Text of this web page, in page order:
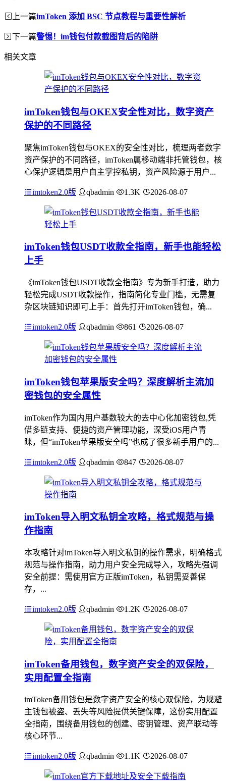
上一篇imToken 添加 BSC 节点教程与重要性解析
下一篇警惕！im钱包付款截图背后的陷阱
相关文章
imToken钱包与OKEX安全性对比，数字资产
保护的不同路径
聚焦imToken钱包与OKEX的安全性对比，梳理两者数字
资产保护的不同路径，imToken属移动端非托管钱包，核
心保护逻辑是用户自主掌控私钥，资产风险源于用户...
imtoken2.0版 qbadmin 1.3K 2026-08-07
imToken钱包USDT收款全指南，新手也能轻松
上手
《imToken钱包USDT收款全指南》专为新手打造，助力
轻松完成USDT收款操作，指南简化专业门槛，无需复
杂区块链知识即可上手：首先打开imToken钱包，确...
imtoken2.0版 qbadmin 861 2026-08-07
imToken钱包苹果版安全吗？深度解析主流加
密钱包的安全属性
imToken作为国内用户基数较大的去中心化加密钱包,凭
借多链支持、便捷的资产管理功能，深受iOS用户青
睐，但“imToken苹果版安全吗”也成了很多新手用户的...
imtoken2.0版 qbadmin 847 2026-08-07
imToken导入明文私钥全攻略，格式规范与操
作指南
本攻略针对imToken导入明文私钥的操作需求，明确格式
规范与操作指南，助力用户安全完成导入，攻略先强调
安全前提：需使用官方正版imToken，私钥需妥善保
存，...
imtoken2.0版 qbadmin 1.2K 2026-08-07
imToken备用钱包，数字资产安全的双保险，
实用配置全指南
imToken备用钱包是数字资产安全的核心双保险，为规避
主钱包被盗、丢失等风险提供关键保障，这份实用配置
全指南，围绕备用钱包的创建、密钥管理、资产联动等
核心环节...
imtoken2.0版 qbadmin 1.1K 2026-08-07